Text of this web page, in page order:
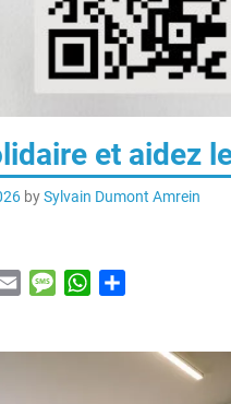
et aidez
bySylvain Dumont Amrein
Email MessageWhatsApp